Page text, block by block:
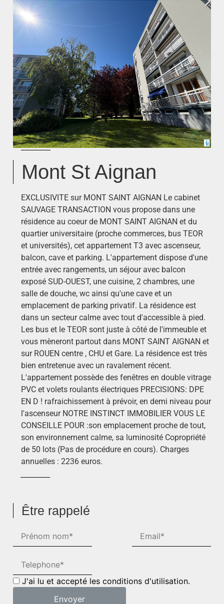
Mont St Aignan
EXCLUSIVITE sur MONT SAINT AIGNAN Le cabinet
SAUVAGE TRANSACTION vous propose dans une
résidence au coeur de MONT SAINT AIGNAN et du
quartier universitaire (proche commerces, bus TEOR
et universités), cet appartement T3 avec ascenseur,
balcon, cave et parking. L'appartement dispose d'une
entrée avec rangements, un séjour avec balcon
exposé SUD-OUEST, une cuisine, 2 chambres, une
salle de douche, wc ainsi qu'une cave et un
emplacement de parking privatif. La résidence est
dans un secteur calme avec tout d'accessible à pied.
Les bus et le TEOR sont juste à côté de l'immeuble et
vous mèneront partout dans MONT SAINT AIGNAN et
sur ROUEN centre , CHU et Gare. La résidence est très
bien entretenue avec un ravalement récent.
L'appartement possède des fenêtres en double vitrage
PVC et volets roulants électriques PRECISIONS: DPE
EN D ! rafraichissement à prévoir, en demi niveau pour
l'ascenseur NOTRE INSTINCT IMMOBILIER VOUS LE
CONSEILLE POUR :son emplacement proche de tout,
son environnement calme, sa luminosité Copropriété
de 50 lots (Pas de procédure en cours). Charges
annuelles : 2236 euros.
Être rappelé
J'ai lu et accepté les conditions d'utilisation.